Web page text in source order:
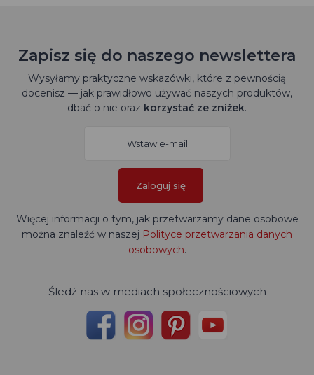
Zapisz się do naszego newslettera
Wysyłamy praktyczne wskazówki, które z pewnością
docenisz — jak prawidłowo używać naszych produktów,
dbać o nie oraz korzystać ze zniżek.
Zaloguj się
Więcej informacji o tym, jak przetwarzamy dane osobowe
można znaleźć w naszej Polityce przetwarzania danych
osobowych.
Śledź nas w mediach społecznościowych